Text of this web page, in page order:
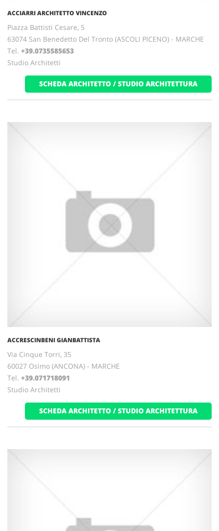
ACCIARRI ARCHITETTO VINCENZO
Piazza Battisti Cesare, 5
63074 San Benedetto Del Tronto (ASCOLI PICENO) - MARCHE
Tel. +39.0735585653
Studio Architetti
SCHEDA ARCHITETTO / STUDIO ARCHITETTURA
ACCRESCINBENI GIANBATTISTA
Via Cinque Torri, 35
60027 Osimo (ANCONA) - MARCHE
Tel. +39.071718091
Studio Architetti
SCHEDA ARCHITETTO / STUDIO ARCHITETTURA